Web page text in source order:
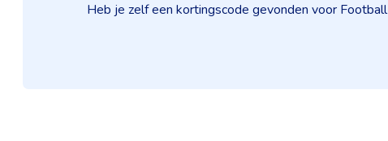
Heb je zelf een kortingscode gevonden voor